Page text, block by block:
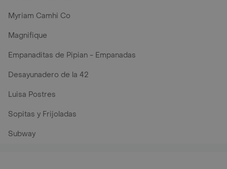
Myriam Camhi Co
Magnifique
Empanaditas de Pipian - Empanadas
Desayunadero de la 42
Luisa Postres
Sopitas y Frijoladas
Subway